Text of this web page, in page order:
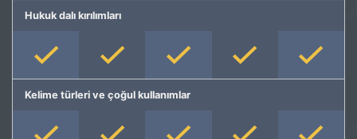
Hukuk dalı kırılımları
Kelime türleri ve çoğul kullanımlar